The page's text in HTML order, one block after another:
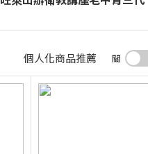
個人化商品推薦 關